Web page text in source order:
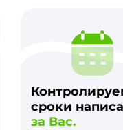
сроки
за Вас.